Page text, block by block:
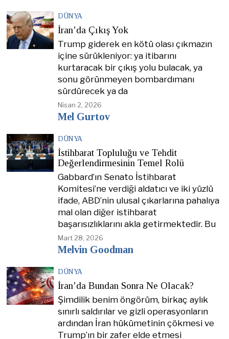
DÜNYA
İran’da Çıkış Yok
Trump giderek en kötü olası çıkmazın
içine sürükleniyor: ya itibarını
kurtaracak bir çıkış yolu bulacak, ya
sonu görünmeyen bombardımanı
sürdürecek ya da
Nisan 2, 2026
Mel Gurtov
DÜNYA
İstihbarat Topluluğu ve Tehdit
Değerlendirmesinin Temel Rolü
Gabbard’ın Senato İstihbarat
Komitesi’ne verdiği aldatıcı ve iki yüzlü
ifade, ABD’nin ulusal çıkarlarına pahalıya
mal olan diğer istihbarat
başarısızlıklarını akla getirmektedir. Bu
Mart 28, 2026
Melvin Goodman
DÜNYA
İran’da Bundan Sonra Ne Olacak?
Şimdilik benim öngörüm, birkaç aylık
sınırlı saldırılar ve gizli operasyonların
ardından İran hükümetinin çökmesi ve
Trump’ın bir zafer elde etmesi